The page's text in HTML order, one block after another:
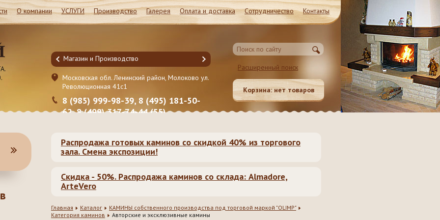
О компании УСЛУГИ Производство Галерея Оплата и доставка Сотрудничество Контакты
Молоково ул.
181-50-
Магазин и Производство
Московская обл. Ленинский район, Молоково ул.
Революционная 41c1
8 (985) 999-98-39, 8 (495) 181-50-
62, 8 (499) 317-74-44 (55)
Магазин и Производство
Московская обл. Ленинский район, Молоково ул.
Революционная 41c1
8 (985) 999-98-39, 8 (495) 181-50-
62, 8 (499) 317-74-44 (55)
Расширенный поиск
Корзина:нет товаров
Распродажа готовых каминов со скидкой 40% из торгового
зала. Смена экспозиции!
Скидка - 50%. Распродажа каминов со склада: Almadore,
ArteVero
Главная Каталог
КАМИНЫ собственного производства под торговой маркой "OLIMP"
Категория каминов
Авторские и эксклюзивные камины